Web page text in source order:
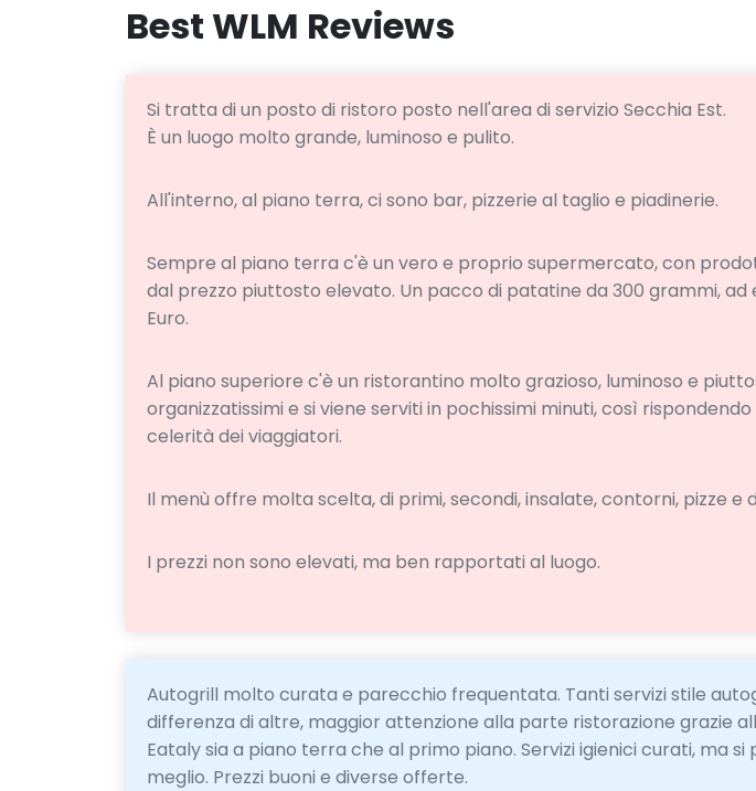
Best WLM Reviews
Si tratta di un posto di ristoro posto nell'area di servizio Secchia Est.
È un luogo molto grande, luminoso e pulito.
All'interno, al piano terra, ci sono bar, pizzerie al taglio e piadinerie.
Sempre al piano terra c'è un vero e proprio supermercato, con
dal prezzo piuttosto elevato. Un pacco di patatine da 300 grammi, ad
Euro.
Al piano superiore c'è un ristorantino molto grazioso, luminoso e
organizzatissimi e si viene serviti in pochissimi minuti, così rispondendo
celerità dei viaggiatori.
Il menù offre molta scelta, di primi, secondi, insalate, contorni, pizze e
I prezzi non sono elevati, ma ben rapportati al luogo.
Autogrill molto curata e parecchio frequentata. Tanti servizi stile
differenza di altre, maggior attenzione alla parte ristorazione grazie
Eataly sia a piano terra che al primo piano. Servizi igienici curati, ma
meglio. Prezzi buoni e diverse offerte.